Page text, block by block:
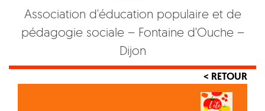
Association d'éducation populaire et de
pédagogie sociale – Fontaine d'Ouche –
Dijon
< RETOUR